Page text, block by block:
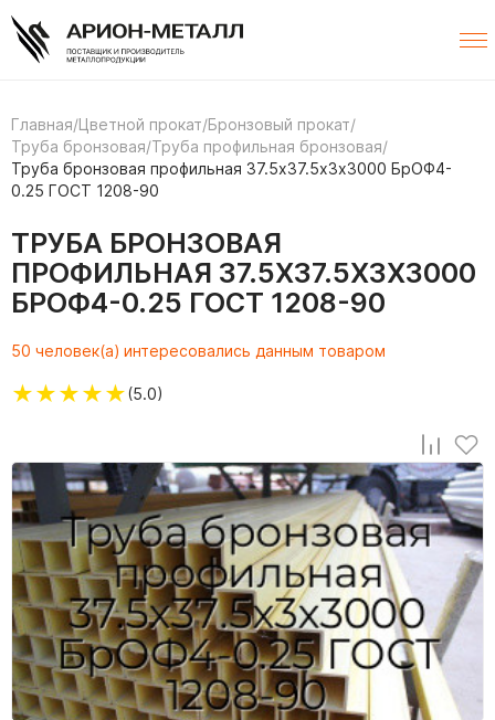
Главная/Цветной прокат/Бронзовый прокат/
Труба бронзовая/Труба профильная бронзовая/
Труба бронзовая профильная 37.5х37.5х3х3000 БрОФ4-
0.25 ГОСТ 1208-90
ТРУБА БРОНЗОВАЯ
ПРОФИЛЬНАЯ 37.5Х37.5Х3Х3000
БРОФ4-0.25 ГОСТ 1208-90
50 человек(а) интересовались данным товаром
★★★★★(5.0)